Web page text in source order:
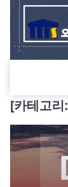
Skip
content
[카테고리